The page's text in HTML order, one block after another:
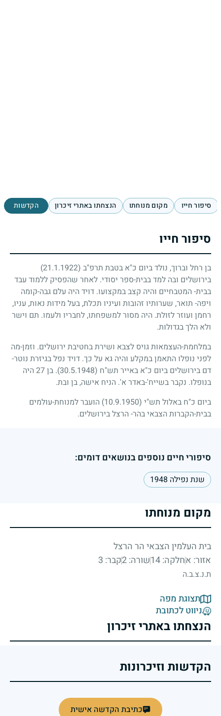
סיפור חייו מקום מנוחתו הנצחתו באתרי זיכרון הקדשות
סיפור חייו
בן רחל וברוך, נולד ביום כ"א בטבת תרפ"ב (21.1.1922)
בירושלים ובה למד בבית-ספר יסודי. לאחר שהפסיק ללמוד עבד
בבית- המטבחיים והיה קצב במקצועו. דויד היה עלם גבה-קומה
ויפה- תואר, שערותיו זהובות ועיניו תכלת, בעל מידות נאות, עניו,
רחמן ועוזר לזולת. היה מסור למשפחתו, לחבריו ולעמו. תם וישר
ולא הלך בגדולות.
במלחמת-העצמאות גויס לצבא ושירת בחטיבת ירושלים. וזמן-מה
לפני נופלו התאמן במקלע והיה גא על כך. דויד נפל בגיזרת נוטר-
דם בירושלים ביום כ"א באייר תש"ח (30.5.1948) . בן27היה
בנופלו. נקבר בשייח'-באדר א'. הניח אישה, בן ובת.
ביום כ"ח באלול תש"י (10.9.1950)
הועבר למנוחת-עולמים
בבית-הקברות הצבאי בהר- הרצל בירושלים.
סיפורי חיים נוספים בנושאים דומים:
שנת נפילה 1948
מקום מנוחתו
בית העלמין הצבאי הר הרצל
אזור: אחלקה: 14 שורה: 2 קבר: 3
ת.נ.צ.ב.ה
תצוגת מפה
ניווט לכתובת
הנצחתו באתרי זיכרון
הקדשות וזיכרונות
כתיבת הקדשה אישית